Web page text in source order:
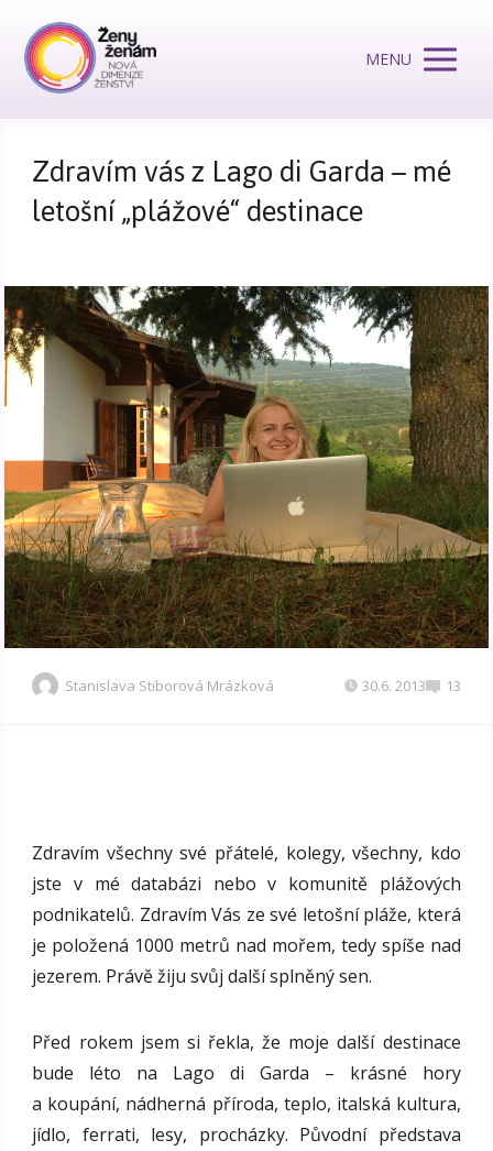
MENU
Zdravím vás z Lago di Garda – mé
letošní „plážové“ destinace
Stanislava Stiborová Mrázková 30.6. 2013 13
Zdravím všechny své přátelé, kolegy, všechny, kdo
jste v mé databázi nebo v komunitě plážových
podnikatelů. Zdravím Vás ze své letošní pláže, která
je položená 1000 metrů nad mořem, tedy spíše nad
jezerem. Právě žiju svůj další splněný sen.
Před rokem jsem si řekla, že moje další destinace
bude léto na Lago di Garda – krásné hory
a koupání, nádherná příroda, teplo, italská kultura,
jídlo, ferrati, lesy, procházky. Původní představa